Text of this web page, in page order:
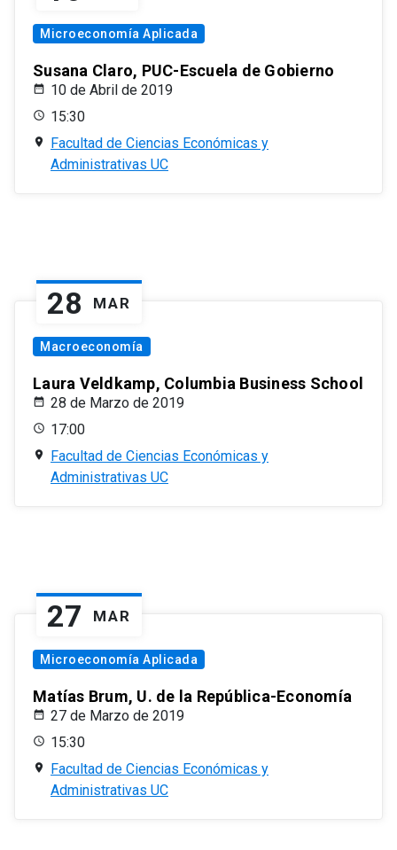
Microeconomía Aplicada
Susana Claro, PUC-Escuela de Gobierno
10 de Abril de 2019
15:30
Facultad de Ciencias Económicas y
Administrativas UC
28 MAR
Macroeconomía
Laura Veldkamp, Columbia Business School
28 de Marzo de 2019
17:00
Facultad de Ciencias Económicas y
Administrativas UC
27 MAR
Microeconomía Aplicada
Matías Brum, U. de la República-Economía
27 de Marzo de 2019
15:30
Facultad de Ciencias Económicas y
Administrativas UC